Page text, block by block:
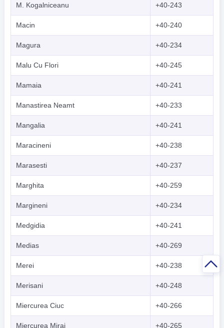
M. Kogalniceanu +40-243
Macin +40-240
Magura +40-234
Malu Cu Flori +40-245
Mamaia +40-241
Manastirea Neamt +40-233
Mangalia +40-241
Maracineni +40-238
Marasesti +40-237
Marghita +40-259
Margineni +40-234
Medgidia +40-241
Medias +40-269
Merei +40-238
Merisani +40-248
Miercurea Ciuc +40-266
Miercurea Miraj +40-265